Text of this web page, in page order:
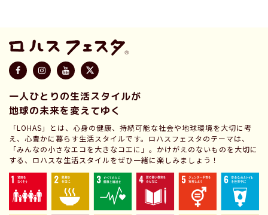
一人ひとりの生活スタイルが
地球の未来を変えてゆく
「LOHAS」とは、心身の健康、持続可能な社会や地球環境を大切に考
え、心豊かに暮らす生活スタイルです。ロハスフェスタのテーマは、
「みんなの小さなエコを大きなコエに」。かけがえのないものを大切に
する、ロハスな生活スタイルをぜひ一緒に楽しみましょう！